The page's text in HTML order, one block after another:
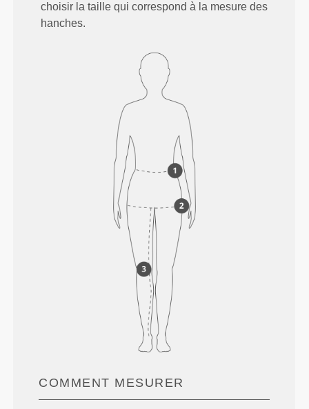
choisir la taille qui correspond à la mesure des
hanches.
COMMENT MESURER